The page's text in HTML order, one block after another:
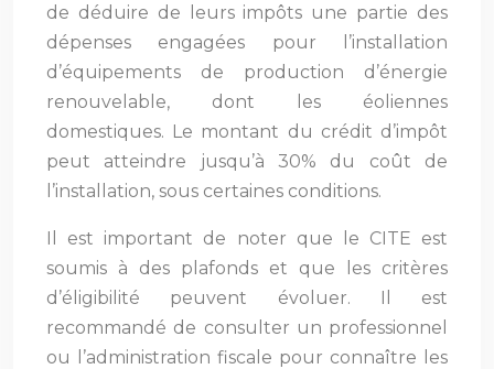
de déduire de leurs impôts une partie des
dépenses engagées pour l’installation
d’équipements de production d’énergie
renouvelable, dont les éoliennes
domestiques. Le montant du crédit d’impôt
peut atteindre jusqu’à 30% du coût de
l’installation, sous certaines conditions.
Il est important de noter que le CITE est
soumis à des plafonds et que les critères
d’éligibilité peuvent évoluer. Il est
recommandé de consulter un professionnel
ou l’administration fiscale pour connaître les